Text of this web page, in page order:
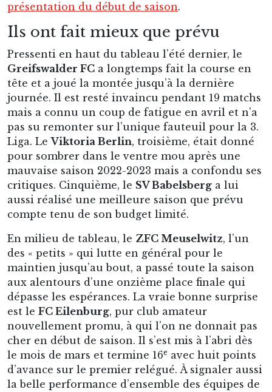
présentation du début de saison.
Ils ont fait mieux que prévu
Pressenti en haut du tableau l’été dernier, le
Greifswalder FC a longtemps fait la course en
tête et a joué la montée jusqu’à la dernière
journée. Il est resté invaincu pendant 19 matchs
mais a connu un coup de fatigue en avril et n’a
pas su remonter sur l’unique fauteuil pour la 3.
Liga. LeViktoria Berlin, troisième, était donné
pour sombrer dans le ventre mou après une
mauvaise saison 2022-2023 mais a confondu ses
critiques. Cinquième, le SV Babelsberg a lui
aussi réalisé une meilleure saison que prévu
compte tenu de son budget limité.
En milieu de tableau, le ZFC Meuselwitz, l’un
des « petits » qui lutte en général pour le
maintien jusqu’au bout, a passé toute la saison
aux alentours d’une onzième place finale qui
dépasse les espérances. La vraie bonne surprise
est le FC Eilenburg, pur club amateur
nouvellement promu, à qui l’on ne donnait pas
cher en début de saison. Il s’est mis à l’abri dès
le mois de mars et termine 16e avec huit points
d’avance sur le premier relégué. À signaler aussi
la belle performance d’ensemble des équipes de